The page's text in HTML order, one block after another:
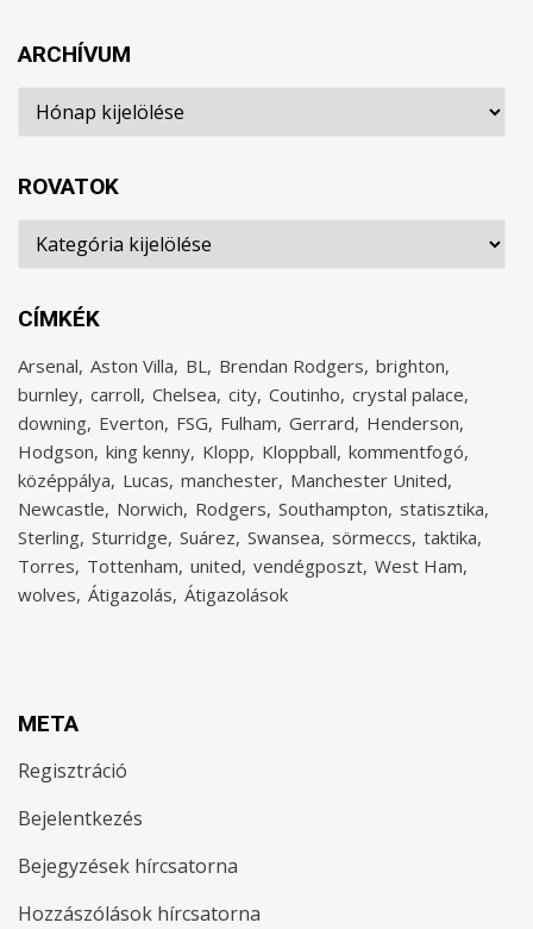
ARCHÍVUM
Archívum
ROVATOK
Rovatok
CÍMKÉK
Arsenal Aston Villa BL Brendan Rodgers brighton
burnley carroll Chelsea city Coutinho crystal palace
downing Everton FSG Fulham Gerrard Henderson
Hodgson king kenny Klopp Kloppball kommentfogó
középpálya Lucas manchester Manchester United
Newcastle Norwich Rodgers Southampton statisztika
Sterling Sturridge Suárez Swansea sörmeccs taktika
Torres Tottenham united vendégposzt West Ham
wolves Átigazolás Átigazolások
META
Regisztráció
Bejelentkezés
Bejegyzések hírcsatorna
Hozzászólások hírcsatorna